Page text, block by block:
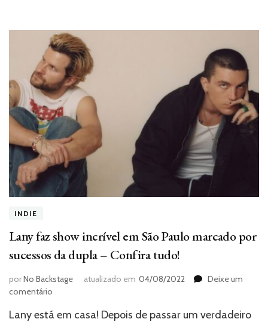
INDIE
Lany faz show incrível em São Paulo marcado por
sucessos da dupla – Confira tudo!
porNo Backstage atualizado em 04/08/2022
Deixe um
comentário
faz
Lany está em casa! Depois de passar um verdadeiro